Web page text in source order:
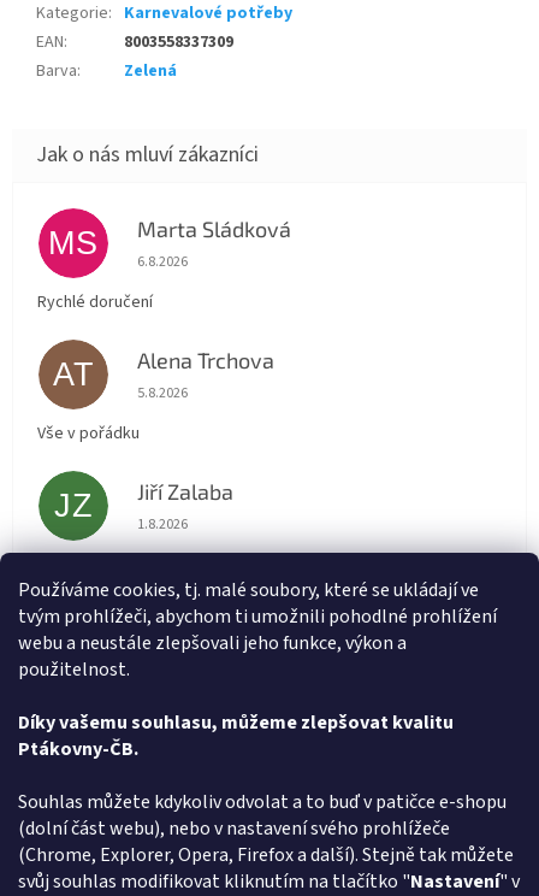
Používáme cookies, tj. malé soubory, které se ukládají ve
tvým prohlížeči, abychom ti umožnili pohodlné prohlížení
webu a neustále zlepšovali jeho funkce, výkon a
použitelnost.
Díky vašemu souhlasu, můžeme zlepšovat kvalitu
Ptákovny-ČB.
Souhlas můžete kdykoliv odvolat a to buď v patičce e-shopu
(dolní část webu), nebo v nastavení svého prohlížeče
(Chrome, Explorer, Opera, Firefox a další). Stejně tak můžete
svůj souhlas modifikovat kliknutím na tlačítko "Nastavení" v
Kategorie: Karnevalové potřeby
EAN:
8003558337309
Barva: Zelená
MS Marta Sládková
Hodnocení obchodu je 5 z 5 hvězdiček.
6.8.2026
Rychlé doručení
AT Alena Trchova
Hodnocení obchodu je 5 z 5 hvězdiček.
5.8.2026
Vše v pořádku
JZ Jiří Zalaba
Hodnocení obchodu je 5 z 5 hvězdiček.
1.8.2026
L Lída
Hodnocení obchodu je 5 z 5 hvězdiček.
31.7.2026
Způsob ověřování recenzí